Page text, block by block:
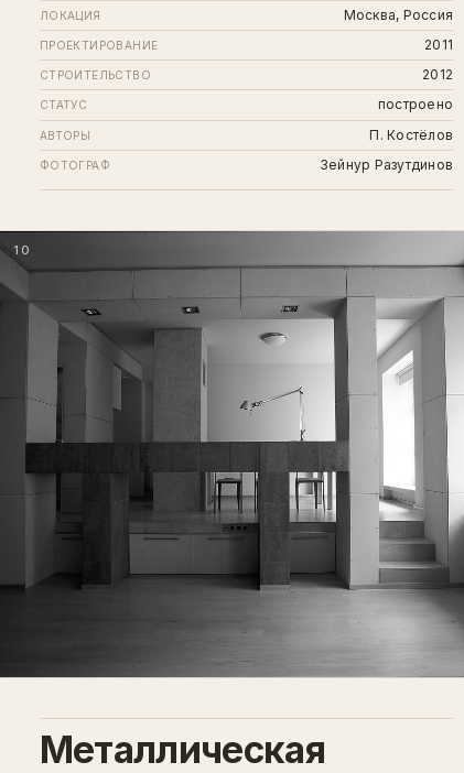
ЛОКАЦИЯ Москва, Россия
ПРОЕКТИРОВАНИЕ 2011
СТРОИТЕЛЬСТВО 2012
СТАТУС построено
АВТОРЫ П. Костёлов
ФОТОГРАФ Зейнур Разутдинов
10
Металлическая